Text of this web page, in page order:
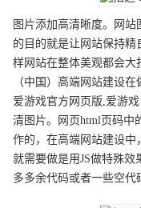
图片添加高清晰度。网
的目的就是让网站保持
样网站在整体美观都会大
（中国）高端网站建设
爱游戏官方网页版,爱游
清图片。网页html页码中
作的，在高端网站建设中
就需要做是用JS做特殊
多多余代码或者一些空代